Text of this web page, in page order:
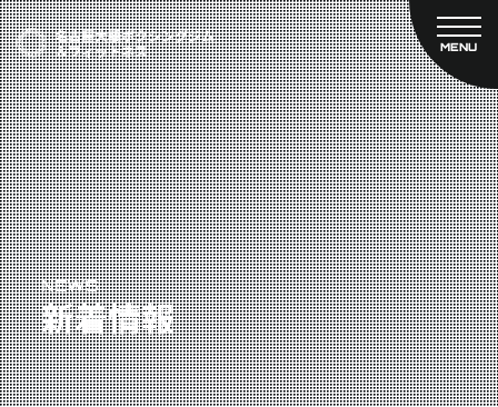
MENU
CLOSE
TOP
新着情報
ご予約
プライベートコース予約
レンタルスタジオ予約
名古屋大橋ボクシングジムについて
大橋弘政プロフィール
スタッフ紹介
料金案内
設備紹介
アクセス
営業時間
トレーナー募集
スポンサー募集
NEWS
新着情報